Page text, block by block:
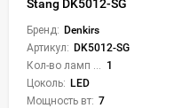
Stang DK5012-SG
Бренд: Denkirs
Артикул: DK5012-SG
1
Цоколь: LED
Мощность вт: 7